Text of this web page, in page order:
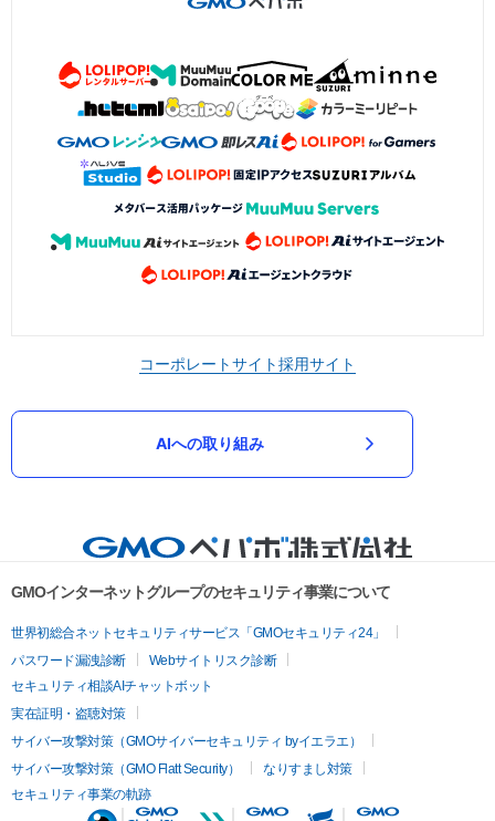
コーポレートサイト採用サイト
AIへの取り組み
GMOインターネットグループのセキュリティ事業について
世界初総合ネットセキュリティサービス「GMOセキュリティ24」
パスワード漏洩診断
Webサイトリスク診断
セキュリティ相談AIチャットボット
実在証明・盗聴対策
サイバー攻撃対策（GMOサイバーセキュリティ byイエラエ）
サイバー攻撃対策（GMO Flatt Security）
なりすまし対策
セキュリティ事業の軌跡